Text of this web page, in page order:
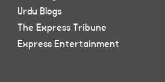
Urdu Blogs
The Express Tribune
Express Entertainment